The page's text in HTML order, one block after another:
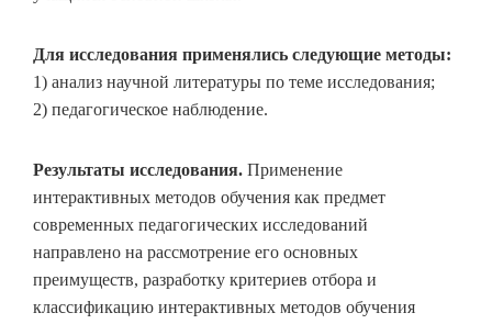
Для исследования применялись следующие методы:
1) анализ научной литературы по теме исследования;
2) педагогическое наблюдение.
Результаты исследования. Применение
интерактивных методов обучения как предмет
современных педагогических исследований
направлено на рассмотрение его основных
преимуществ, разработку критериев отбора и
классификацию интерактивных методов обучения